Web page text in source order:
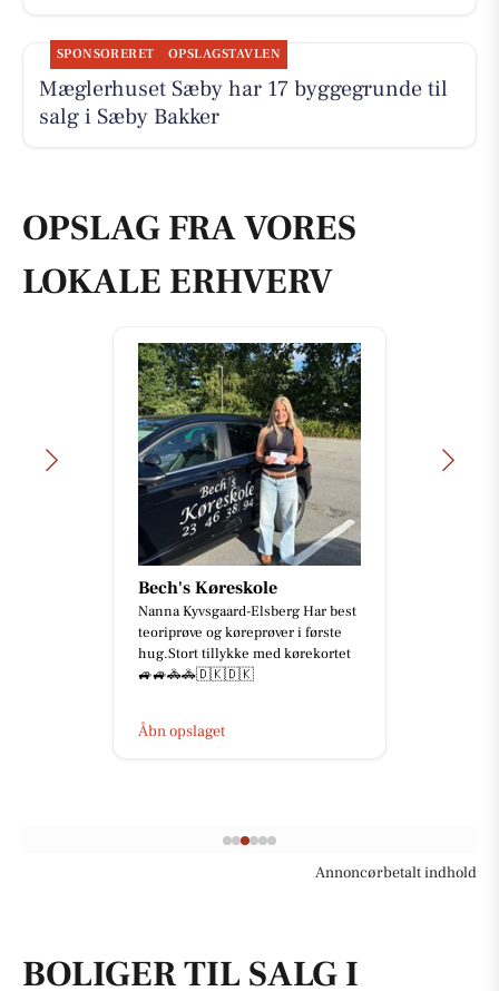
SPONSORERET OPSLAGSTAVLEN
Mæglerhuset Sæby har 17 byggegrunde til
salg i Sæby Bakker
OPSLAG FRA VORES
LOKALE ERHVERV
Bech's Køreskole
Nanna Kyvsgaard-Elsberg Har best
teoriprøve og køreprøver i første
hug.Stort tillykke med kørekortet
🚙🚙🚓🚓🇩🇰🇩🇰
Åbn opslaget
Annoncørbetalt indhold
BOLIGER TIL SALG I